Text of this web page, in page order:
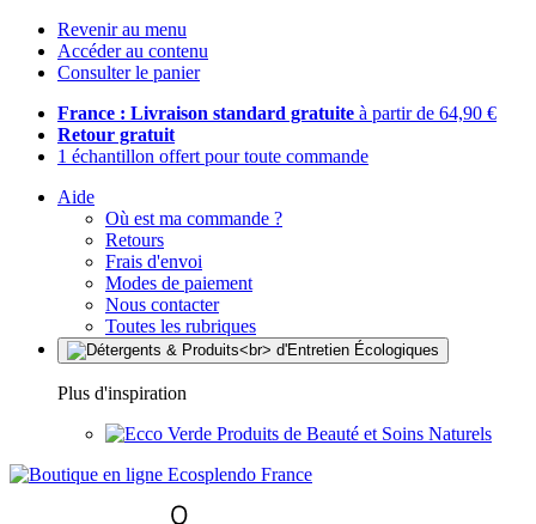
Revenir au menu
Accéder au contenu
Consulter le panier
France : Livraison standard gratuite à partir de 64,90 €
Retour gratuit
1 échantillon offert pour toute commande
Aide
Où est ma commande ?
Retours
Frais d'envoi
Modes de paiement
Nous contacter
Toutes les rubriques
Plus d'inspiration
Produits de Beauté et Soins Naturels